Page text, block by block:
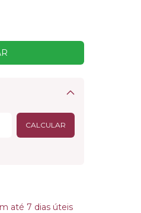
Alterar CEP
CALCULAR
até 7 dias úteis